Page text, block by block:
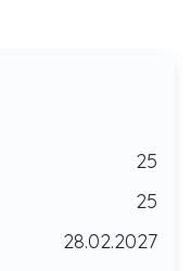
25
25
28.02.2027